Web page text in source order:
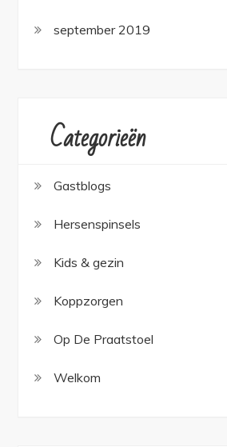
september 2019
Categorieën
Gastblogs
Hersenspinsels
Kids & gezin
Koppzorgen
Op De Praatstoel
Welkom